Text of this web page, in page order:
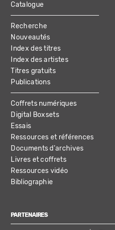
MAIN
NAVIGATION
Catalogue
Recherche
Nouveautés
Index des titres
Index des artistes
Titres gratuits
Publications
Coffrets numériques
Digital Boxsets
Essais
Ressources et références
Documents d'archives
Livres et coffrets
Ressources vidéo
Bibliographie
PARTENAIRES